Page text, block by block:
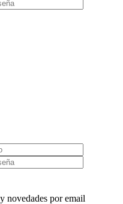
novedades por email